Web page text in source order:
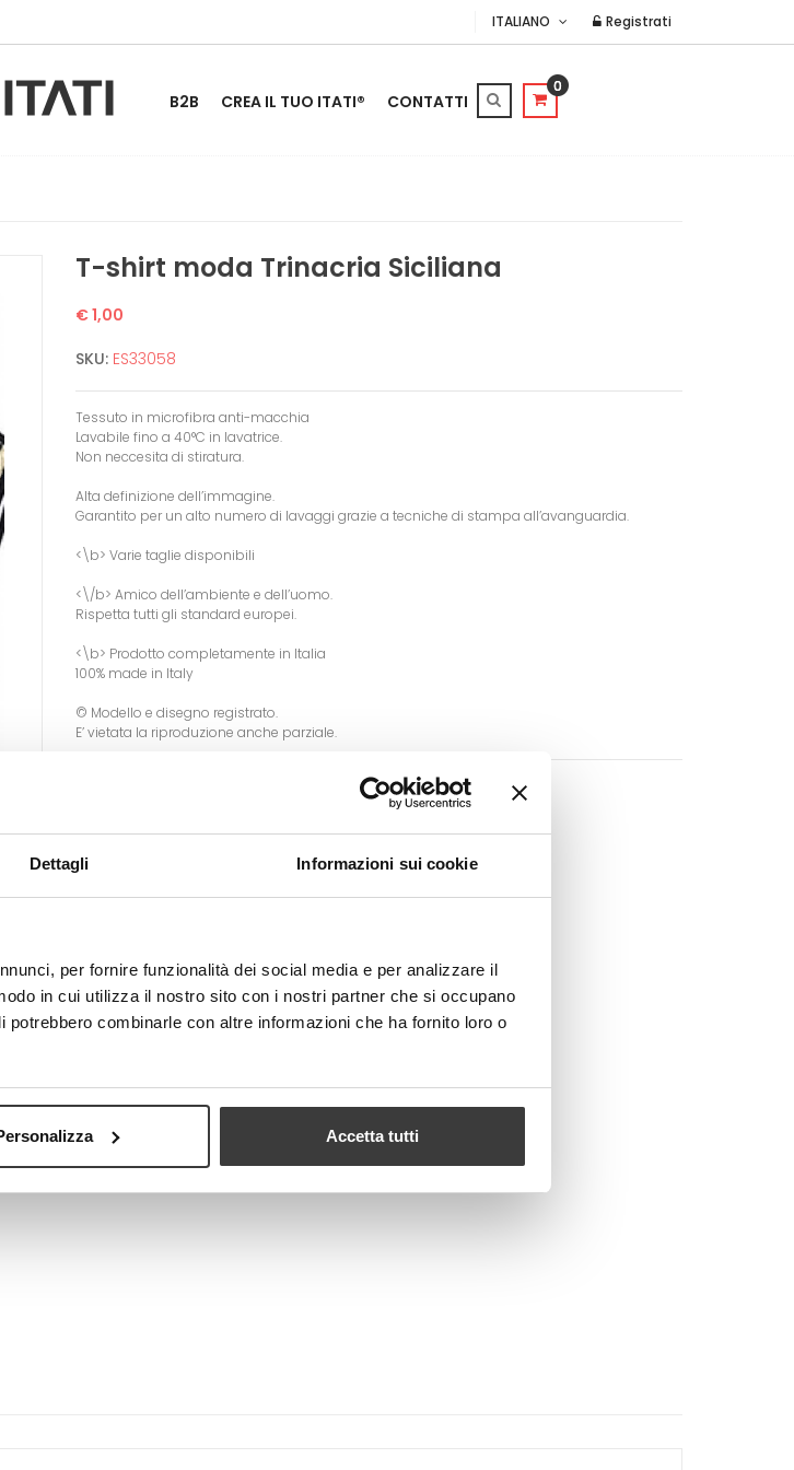
Dettagli Informazioni sui cookie
per fornire funzionalità dei social media e per analizzare il
in cui utilizza il nostro sito con i nostri partner che si occupano
combinarle con altre informazioni che ha fornito loro o
Accetta tutti
ITALIANO Registrati
B2B CREA IL TUO ITATI® CONTATTI
0
T-shirt moda Trinacria Siciliana
€ 1,00
SKU: ES33058
Tessuto in microfibra anti-macchia
Lavabile fino a 40°C in lavatrice.
Non neccesita di stiratura.
Alta definizione dell’immagine.
Garantito per un alto numero di lavaggi grazie a tecniche di stampa all’avanguardia.
<\b> Varie taglie disponibili
<\/b> Amico dell’ambiente e dell’uomo.
Rispetta tutti gli standard europei.
<\b> Prodotto completamente in Italia
100% made in Italy
© Modello e disegno registrato.
E’ vietata la riproduzione anche parziale.
Tweet Share Google+ Pinterest